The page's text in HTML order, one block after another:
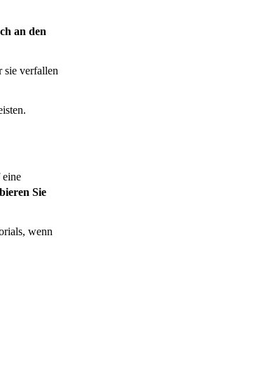
an den
sie verfallen
Sie
wenn